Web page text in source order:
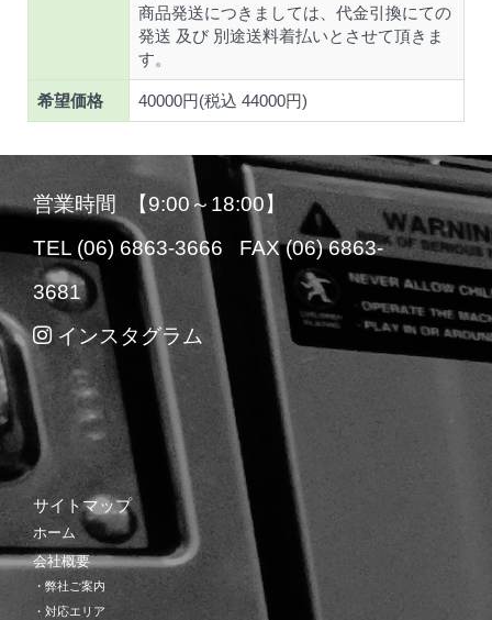
商品発送につきましては、代金引換にての
発送 及び 別途送料着払いとさせて頂きま
す。
希望価格 40000円(税込 44000円)
営業時間 【9:00～18:00】
TEL (06) 6863-3666 FAX (06) 6863-
3681
インスタグラム
サイトマップ
ホーム
会社概要
・弊社ご案内
・対応エリア